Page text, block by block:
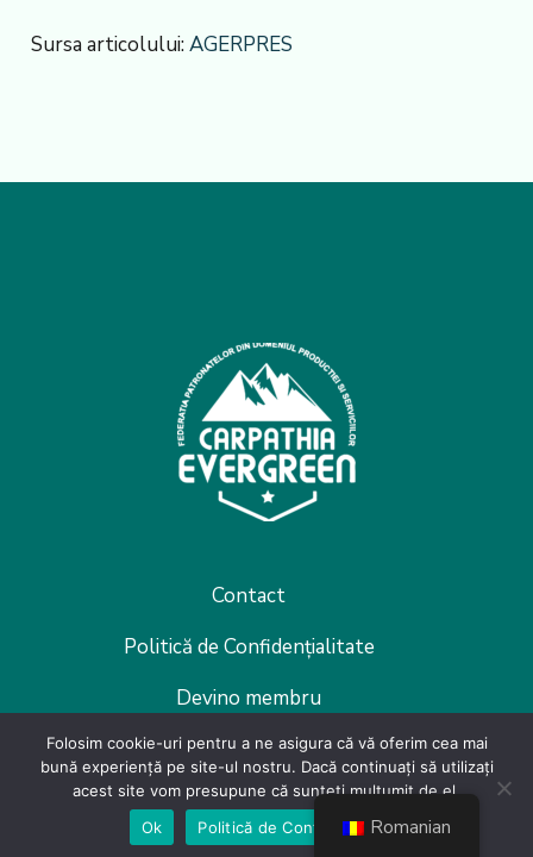
Sursa articolului:AGERPRES
Contact
Politică de Confidențialitate
Devino membru
Romanian
Folosim cookie-uri pentru a ne asigura că vă oferim cea mai
bună experiență pe site-ul nostru. Dacă continuați să utilizați
acest site vom presupune că sunteți mulțumit de el.
Ok
Politică de Confidențialiate